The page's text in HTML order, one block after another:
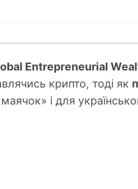
Entrepreneurial
крипто, тоді як
і для